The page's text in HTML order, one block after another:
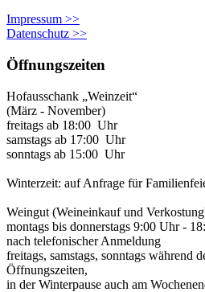
Impressum >>
Datenschutz >>
Öffnungszeiten
Hofausschank „Weinzeit“
(März - November)
freitags ab 18:00 Uhr
samstags ab 17:00 Uhr
sonntags ab 15:00 Uhr
Winterzeit: auf Anfrage für
Weingut (Weineinkauf und
montags bis donnerstags 9:00 Uhr -
nach telefonischer Anmeldung
freitags, samstags, sonntags während
Öffnungszeiten,
in der Winterpause auch am